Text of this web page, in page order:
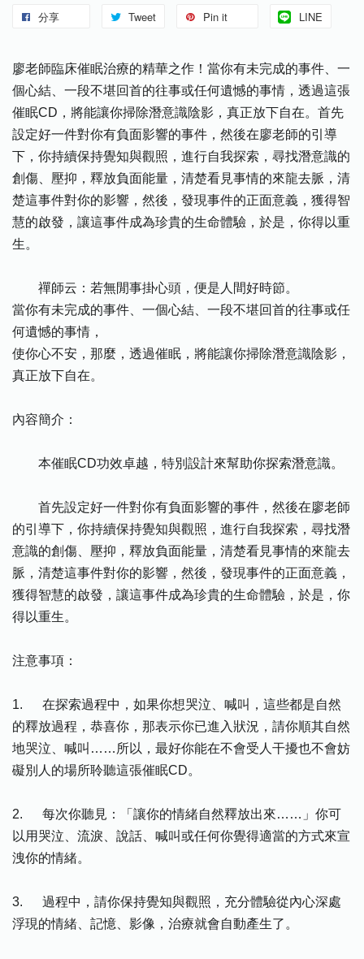
分享 Tweet Pin it LINE
廖老師臨床催眠治療的精華之作！當你有未完成的事件、一
個心結、一段不堪回首的往事或任何遺憾的事情，透過這張
催眠CD，將能讓你掃除潛意識陰影，真正放下自在。首先
設定好一件對你有負面影響的事件，然後在廖老師的引導
下，你持續保持覺知與觀照，進行自我探索，尋找潛意識的
創傷、壓抑，釋放負面能量，清楚看見事情的來龍去脈，清
楚這事件對你的影響，然後，發現事件的正面意義，獲得智
慧的啟發，讓這事件成為珍貴的生命體驗，於是，你得以重
生。
禪師云：若無閒事掛心頭，便是人間好時節。
當你有未完成的事件、一個心結、一段不堪回首的往事或任
何遺憾的事情，
使你心不安，那麼，透過催眠，將能讓你掃除潛意識陰影，
真正放下自在。
內容簡介：
本催眠CD功效卓越，特別設計來幫助你探索潛意識。
首先設定好一件對你有負面影響的事件，然後在廖老師
的引導下，你持續保持覺知與觀照，進行自我探索，尋找潛
意識的創傷、壓抑，釋放負面能量，清楚看見事情的來龍去
脈，清楚這事件對你的影響，然後，發現事件的正面意義，
獲得智慧的啟發，讓這事件成為珍貴的生命體驗，於是，你
得以重生。
注意事項：
1. 在探索過程中，如果你想哭泣、喊叫，這些都是自然
的釋放過程，恭喜你，那表示你已進入狀況，請你順其自然
地哭泣、喊叫……所以，最好你能在不會受人干擾也不會妨
礙別人的場所聆聽這張催眠CD。
2. 每次你聽見：「讓你的情緒自然釋放出來……」你可
以用哭泣、流淚、說話、喊叫或任何你覺得適當的方式來宣
洩你的情緒。
3. 過程中，請你保持覺知與觀照，充分體驗從內心深處
浮現的情緒、記憶、影像，治療就會自動產生了。